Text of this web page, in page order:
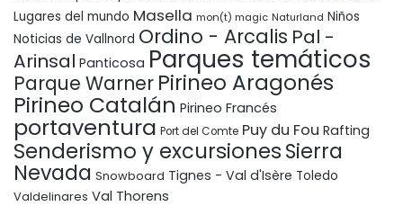
Lugares del mundo Masella mon(t) magic Naturland Niños
Noticias de Vallnord Ordino - Arcalis Pal -
Arinsal Panticosa Parques temáticos
Parque Warner Pirineo Aragonés
Pirineo Catalán Pirineo Francés
portaventura Port del Comte Puy du Fou Rafting
Senderismo y excursionesSierra
Nevada Snowboard Tignes - Val d'Isère Toledo
Valdelinares Val Thorens